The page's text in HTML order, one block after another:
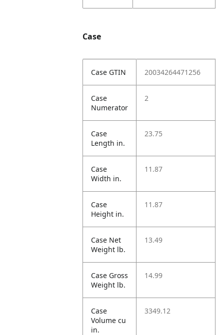
Case
Case GTIN 20034264471256
Case
Numerator
2
Case
Length in.
23.75
Case
Width in.
11.87
Case
Height in.
11.87
Case Net
Weight lb.
13.49
Case Gross
Weight lb.
14.99
Case
Volume cu
in.
3349.12